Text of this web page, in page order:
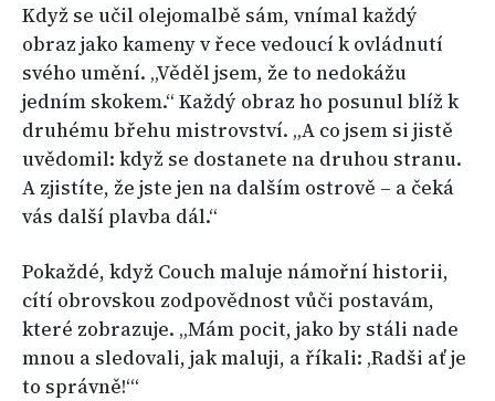
Když se učil olejomalbě sám, vnímal každý
obraz jako kameny v řece vedoucí k ovládnutí
svého umění. „Věděl jsem, že to nedokážu
jedním skokem.“ Každý obraz ho posunul blíž k
druhému břehu mistrovství. „A co jsem si jistě
uvědomil: když se dostanete na druhou stranu.
A zjistíte, že jste jen na dalším ostrově – a čeká
vás další plavba dál.“
Pokaždé, když Couch maluje námořní historii,
cítí obrovskou zodpovědnost vůči postavám,
které zobrazuje. „Mám pocit, jako by stáli nade
mnou a sledovali, jak maluji, a říkali: ‚Radši ať je
to správně!‘“